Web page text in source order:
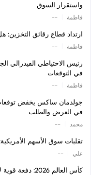
واستقرار السوق
فاطمة --
ارتداد قطاع رقائق التخزين:
فاطمة --
رئيس الاحتياطي الفيدرالي
في التوقعات
فاطمة --
في العرض والطلب
محمد --
تقلبات سوق الأسهم
علي --
كأس العالم 2026: دفعة قوية لأسواق التنبؤات وتعزيز لـ DraftKings